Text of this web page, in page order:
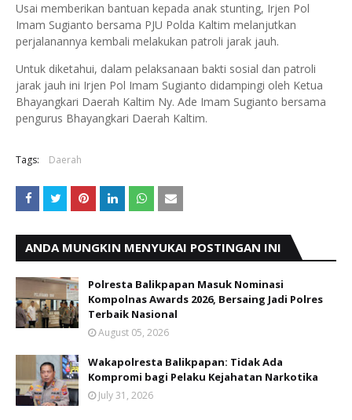
Usai memberikan bantuan kepada anak stunting, Irjen Pol
Imam Sugianto bersama PJU Polda Kaltim melanjutkan
perjalanannya kembali melakukan patroli jarak jauh.
Untuk diketahui, dalam pelaksanaan bakti sosial dan patroli
jarak jauh ini Irjen Pol Imam Sugianto didampingi oleh Ketua
Bhayangkari Daerah Kaltim Ny. Ade Imam Sugianto bersama
pengurus Bhayangkari Daerah Kaltim.
Tags: Daerah
ANDA MUNGKIN MENYUKAI POSTINGAN INI
Polresta Balikpapan Masuk Nominasi
Kompolnas Awards 2026, Bersaing Jadi Polres
Terbaik Nasional
August 05, 2026
Wakapolresta Balikpapan: Tidak Ada
Kompromi bagi Pelaku Kejahatan Narkotika
July 31, 2026